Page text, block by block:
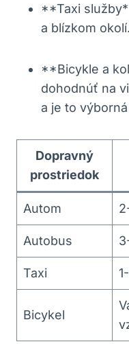
**Taxi
a blízkom okolí.
**Bicykle a
dohodnúť na
a je to
Dopravný
prostriedok
Autom
Autobus
Taxi
Bicykel